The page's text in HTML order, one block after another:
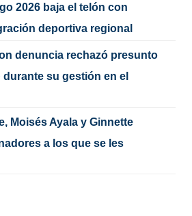
2026 baja el telón con
deportiva regional
denuncia rechazó presunto
su gestión en el
Moisés Ayala y Ginnette
a los que se les